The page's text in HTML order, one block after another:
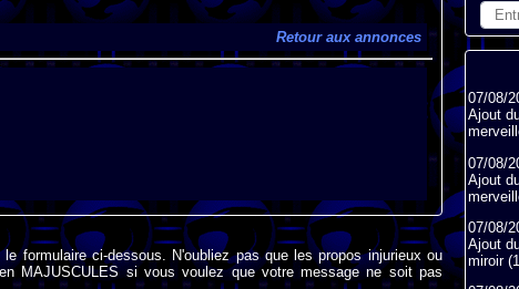
Retour aux annonces
formulaire ci-dessous. N'oubliez pas que les propos injurieux ou
MAJUSCULES si vous voulez que votre message ne soit pas
07/08/
Ajout
07/08/
Ajout
07/08/
Ajout
miroir